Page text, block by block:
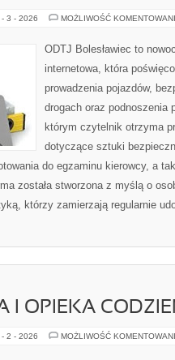
- 3 - 2026 MOŻLIWOŚĆ
ODTJ Bolesławiec to
internetowa, która
prowadzenia pojazdów,
drogach oraz podnoszenia
którym czytelnik otrzyma
dotyczące sztuki
do egzaminu kierowcy, a
została stworzona z myślą o
którzy zamierzają regularnie
I OPIEKA
- 2 - 2026 MOŻLIWOŚĆ